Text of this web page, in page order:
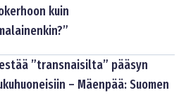
kuin
”transnaisilta” pääsyn
– Mäenpää: Suomen